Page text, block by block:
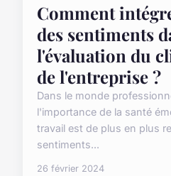
Comment
des sentiments
l'évaluation du
de l'entreprise ?
Dans le monde
l'importance de la santé
travail est de plus en plus
sentiments...
26 février 2024